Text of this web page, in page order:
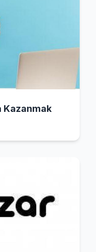
Kazanmak